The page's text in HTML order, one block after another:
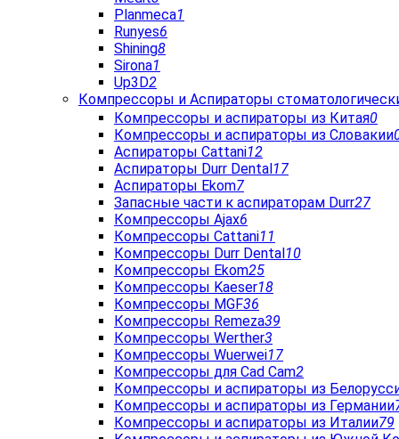
Planmeca1
Runyes6
Shining8
Sirona1
Up3D2
Компрессоры и Аспираторы
Компрессоры и аспираторы из Китая0
Компрессоры и аспираторы из Словакии
Аспираторы Cattani12
Аспираторы Durr Dental17
Аспираторы Ekom7
Запасные части к аспираторам Durr27
Компрессоры Ajax6
Компрессоры Cattani11
Компрессоры Durr Dental10
Компрессоры Ekom25
Компрессоры Kaeser18
Компрессоры MGF36
Компрессоры Remeza39
Компрессоры Werther3
Компрессоры Wuerwei17
Компрессоры для Cad Cam2
Компрессоры и аспираторы из
Компрессоры и аспираторы из Германии
Компрессоры и аспираторы из Италии79